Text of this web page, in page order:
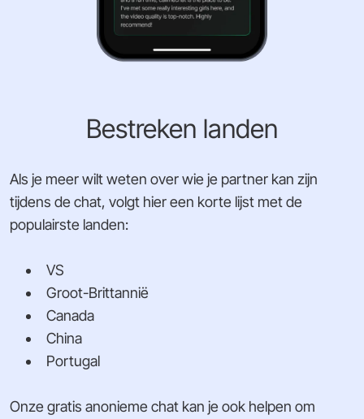
Bestreken landen
Als je meer wilt weten over wie je partner kan zijn
tijdens de chat, volgt hier een korte lijst met de
populairste landen:
VS
Groot-Brittannië
Canada
China
Portugal
Onze gratis anonieme chat kan je ook helpen om